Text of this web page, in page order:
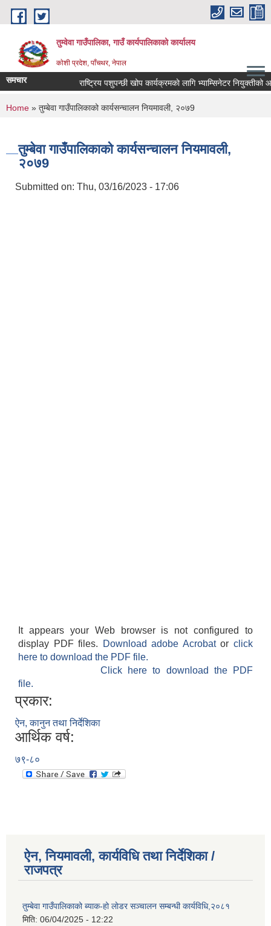
Skip to main content
तुम्वेवा गाउँपालिका, गाउँ कार्यपालिकाको कार्यालय
काेशी प्रदेश, पाँचथर, नेपाल
समचार राष्ट्रिय पशुपन्छी खोप कार्यक्रमकाे लागि भ्याम्सिनेटर नियुक्तीको
You are here
Home » तुम्बेवा गाउँपालिकाको कार्यसन्चालन नियमावली, २०७9
तुम्बेवा गाउँपालिकाको कार्यसन्चालन नियमावली,
२०७9
Submitted on: Thu, 03/16/2023 - 17:06
It appears your Web browser is not configured to
display PDF files.
Download adobe Acrobatorclick
here to download the PDF file.
Click here to download the PDF
file.
प्रकार:
ऐन, कानुन तथा निर्देशिका
आर्थिक वर्ष:
७९-८०
ऐन, नियमावली, कार्यविधि तथा निर्देशिका /
राजपत्र
तुम्बेवा गाउँपालिकाको ब्याक-हो लाेडर सञ्चालन सम्बन्धी कार्यविधि,२०८१
मिति: 06/04/2025 - 12:22